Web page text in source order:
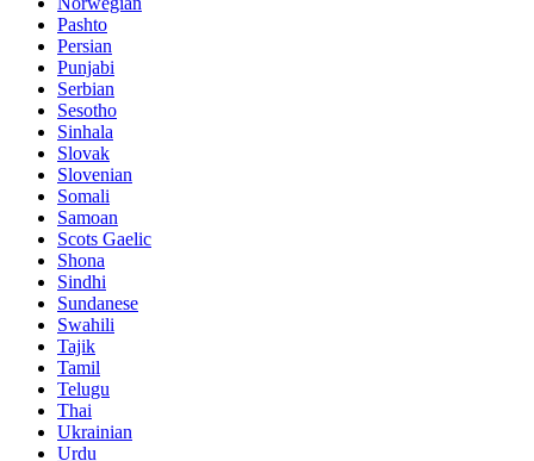
Pashto
Persian
Punjabi
Serbian
Sesotho
Sinhala
Slovak
Slovenian
Somali
Samoan
Scots Gaelic
Shona
Sindhi
Sundanese
Swahili
Tajik
Tamil
Telugu
Thai
Ukrainian
Urdu